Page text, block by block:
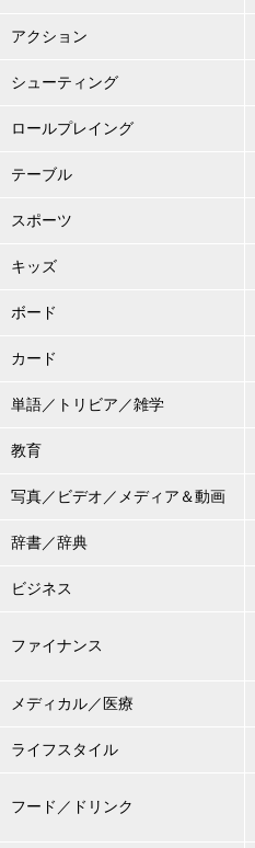
アクション
シューティング
ロールプレイング
テーブル
スポーツ
キッズ
ボード
カード
単語／トリビア／雑学
教育
写真／ビデオ／メディア＆動画
辞書／辞典
ビジネス
ファイナンス
メディカル／医療
ライフスタイル
フード／ドリンク